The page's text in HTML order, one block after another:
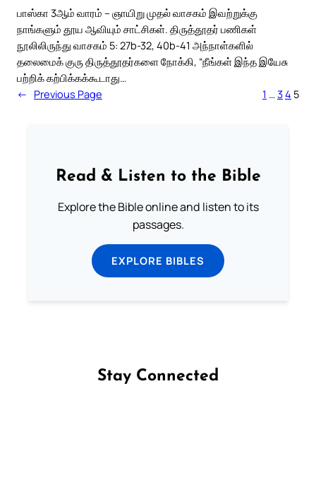
பாஸ்கா 3ஆம் வாரம் – ஞாயிறு முதல் வாசகம் இவற்றுக்கு
நாங்களும் தூய ஆவியும் சாட்சிகள். திருத்தூதர் பணிகள்
நூலிலிருந்து வாசகம் 5: 27b-32, 40b-41 அந்நாள்களில்
தலைமைக் குரு திருத்தூதர்களை நோக்கி, “நீங்கள் இந்த இயேசு
பற்றிக் கற்பிக்கக்கூடாது…
← Previous Page 1 … 34 5
Read & Listen to the Bible
Explore the Bible online and listen to its
passages.
EXPLORE BIBLES
Stay Connected